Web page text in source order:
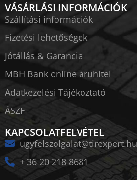
VÁSÁRLÁSI INFORMÁCIÓK
Szállítási információk
Fizetési lehetőségek
Jótállás & Garancia
MBH Bank online áruhitel
Adatkezelési Tájékoztató
ÁSZF
KAPCSOLATFELVÉTEL
ugyfelszolgalat@tirexpert.hu
+ 36 20 218 8681